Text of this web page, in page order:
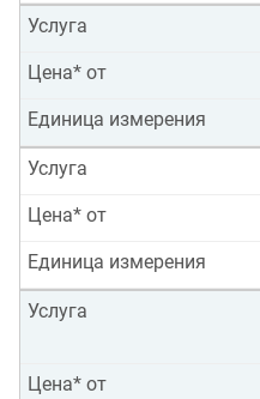
Услуга
Цена* от
Единица измерения
Услуга
Цена* от
Единица измерения
Услуга
Цена* от